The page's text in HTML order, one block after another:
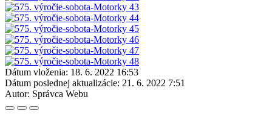
Dátum vloženia: 18. 6. 2022 16:53
Dátum poslednej aktualizácie: 21. 6. 2022 7:51
Autor: Správca Webu